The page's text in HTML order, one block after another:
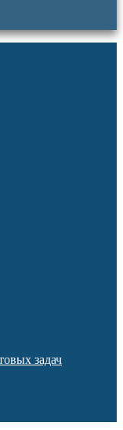
задач